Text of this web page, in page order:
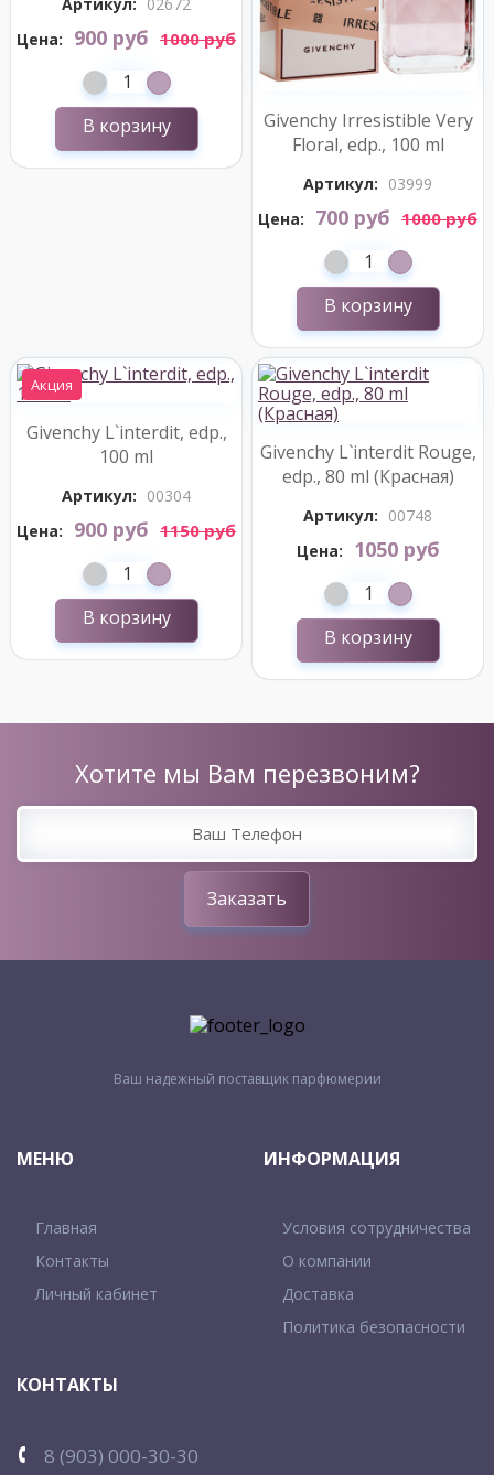
Цена:
900 руб 1000 руб
В корзину
Givenchy Irresistible Very
Floral, edp., 100 ml
Артикул: 03999
Цена:
700 руб 1000 руб
В корзину
Акция
Givenchy L`interdit, edp.,
100 ml
Артикул: 00304
Цена:
900 руб 1150 руб
В корзину
Givenchy L`interdit Rouge,
edp., 80 ml (Красная)
Артикул: 00748
Цена:
1050 руб
В корзину
Хотите мы Вам перезвоним?
Заказать
Ваш надежный поставщик парфюмерии
МЕНЮ
Главная
Контакты
Личный кабинет
ИНФОРМАЦИЯ
Условия сотрудничества
О компании
Доставка
Политика безопасности
КОНТАКТЫ
8 (903) 000-30-30